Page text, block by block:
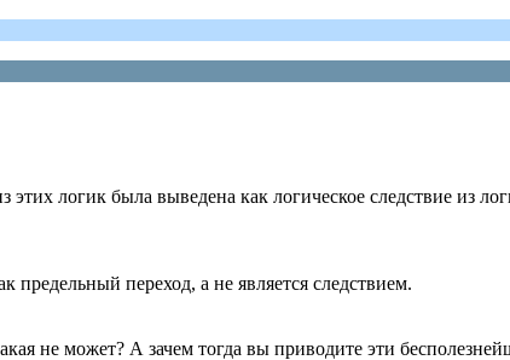
логик была выведена как логическое следствие из
предельный переход, а не является следствием.
не может? А зачем тогда вы приводите эти